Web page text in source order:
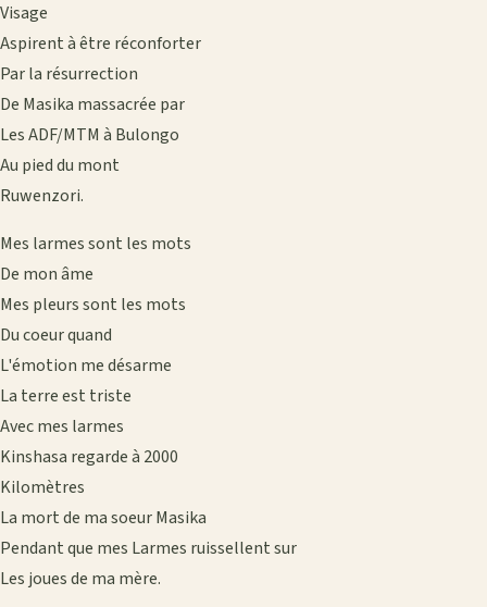
Visage
Aspirent à être réconforter
Par la résurrection
De Masika massacrée par
Les ADF/MTM à Bulongo
Au pied du mont
Ruwenzori.
Mes larmes sont les mots
De mon âme
Mes pleurs sont les mots
Du coeur quand
L'émotion me désarme
La terre est triste
Avec mes larmes
Kinshasa regarde à 2000
Kilomètres
La mort de ma soeur Masika
Pendant que mes Larmes ruissellent sur
Les joues de ma mère.